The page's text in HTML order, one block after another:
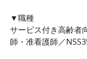
▼職種
サービス付き高齢者
師・准看護師／